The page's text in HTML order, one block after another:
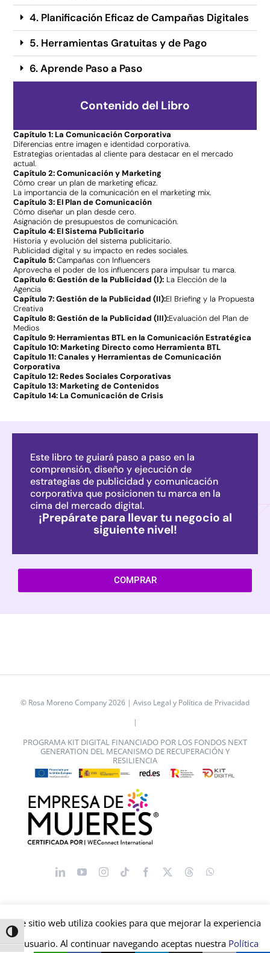
Alternar alto contraste
4. Planificación Eficaz de Campañas Digitales
5. Herramientas Gratuitas y de Pago
6. Aprende Paso a Paso
Contenido del Libro
Capítulo 1: La Comunicación Corporativa
Diferencias entre imagen e identidad corporativa.
Estrategias orientadas al cliente para destacar en el mercado
actual.
Capítulo 2: Comunicación y Marketing
Cómo crear un plan de marketing eficaz.
La importancia de la comunicación en el marketing mix.
Capítulo 3: El Plan de Comunicación
Cómo diseñar un plan desde cero.
Asignación de presupuestos de comunicación.
Capítulo 4: El Sistema Publicitario
Historia y evolución del sistema publicitario.
Publicidad digital y su impacto en redes sociales.
Capítulo 5:Campañas con Influencers
Aprovecha el poder de los influencers para impulsar tu marca.
Capítulo 6: Gestión de la Publicidad (I): La Elección de la
Agencia
Capítulo 7: Gestión de la Publicidad (II):El Briefing y la Propuesta
Creativa
Capítulo 8: Gestión de la Publicidad (III):Evaluación del Plan de
Medios
Capítulo 9:Herramientas BTL en la Comunicación Estratégica
Capítulo 10:Marketing Directo como Herramienta BTL
Capítulo 11:Canales y Herramientas de Comunicación
Corporativa
Capítulo 12:Redes Sociales Corporativas
Capítulo 13:Marketing de Contenidos
Capítulo 14:La Comunicación de Crisis
Este libro te guiará paso a paso en la
comprensión, diseño y ejecución de
estrategias de publicidad y comunicación
corporativa que posicionen tu marca en la
cima del mercado digital.
¡Prepárate para llevar tu negocio al
siguiente nivel!
COMPRAR
© Rosa Moreno Company 2026 | Aviso Legal y Política de Privacidad
|
PROGRAMA KIT DIGITAL FINANCIADO POR LOS FONDOS NEXT
GENERATION DEL MECANISMO DE RECUPERACIÓN Y
RESILIENCIA
Este sitio web utiliza cookies para que mejorar la experiencia
de usuario. Al continuar navegando aceptas nuestra Política